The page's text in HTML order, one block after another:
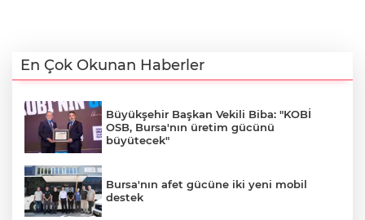
En Çok Okunan Haberler
Büyükşehir Başkan Vekili Biba: "KOBİ
OSB, Bursa'nın üretim gücünü
büyütecek"
Bursa'nın afet gücüne iki yeni mobil
destek